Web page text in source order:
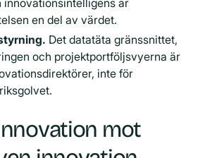
innovationsintelligens är
en del av värdet.
Det datatäta gränssnittet,
och projektportföljsvyerna är
inte för
mot